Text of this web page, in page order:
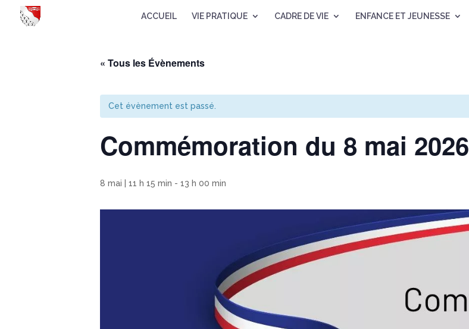
ACCUEIL VIE PRATIQUE CADRE DE VIE ENFANCE ET JEUNESSE
« Tous les Évènements
Cet évènement est passé.
Commémoration du 8 mai 2026
8 mai | 11 h 15 min - 13 h 00 min